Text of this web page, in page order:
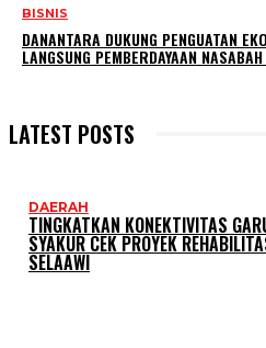
BISNIS
DANANTARA DUKUNG PENGUATAN
LANGSUNG PEMBERDAYAAN
LATEST POSTS
DAERAH
TINGKATKAN KONEKTIVITAS
SYAKUR CEK PROYEK
SELAAWI